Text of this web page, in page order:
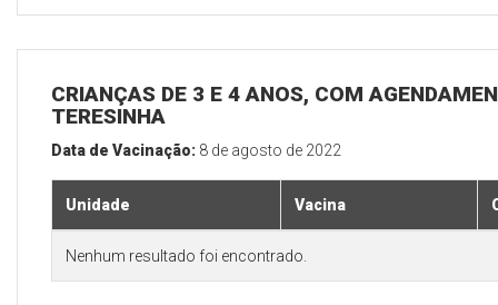
CRIANÇAS DE 3 E 4 ANOS, COM
TERESINHA
Data de Vacinação: 8 de agosto de 2022
Unidade Vacina
Nenhum resultado foi encontrado.